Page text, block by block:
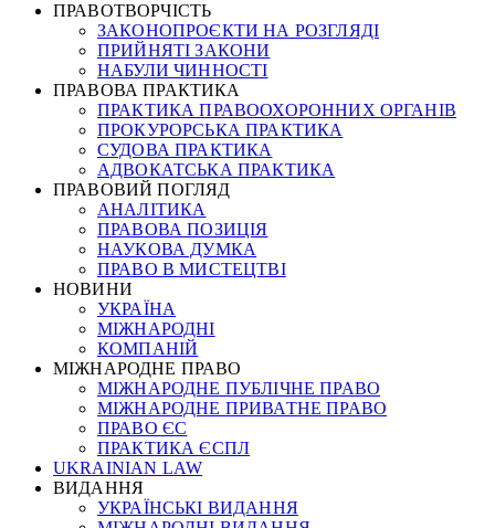
ПРАВОТВОРЧІСТЬ
ЗАКОНОПРОЄКТИ НА РОЗГЛЯДІ
ПРИЙНЯТІ ЗАКОНИ
НАБУЛИ ЧИННОСТІ
ПРАВОВА ПРАКТИКА
ПРАКТИКА ПРАВООХОРОННИХ ОРГАНІВ
ПРОКУРОРСЬКА ПРАКТИКА
СУДОВА ПРАКТИКА
АДВОКАТСЬКА ПРАКТИКА
ПРАВОВИЙ ПОГЛЯД
АНАЛІТИКА
ПРАВОВА ПОЗИЦІЯ
НАУКОВА ДУМКА
ПРАВО В МИСТЕЦТВІ
НОВИНИ
УКРАЇНА
МІЖНАРОДНІ
КОМПАНІЙ
МІЖНАРОДНЕ ПРАВО
МІЖНАРОДНЕ ПУБЛІЧНЕ ПРАВО
МІЖНАРОДНЕ ПРИВАТНЕ ПРАВО
ПРАВО ЄС
ПРАКТИКА ЄСПЛ
UKRAINIAN LAW
ВИДАННЯ
УКРАЇНСЬКІ ВИДАННЯ